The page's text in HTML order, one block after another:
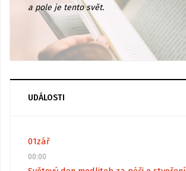
a pole je tento svět.
UDÁLOSTI
01zář
00:00